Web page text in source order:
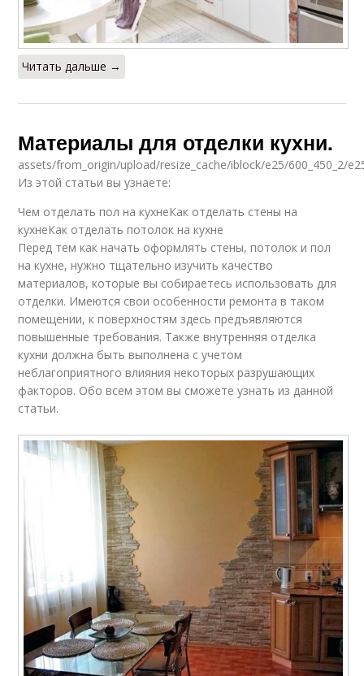
Читать дальше →
Материалы для отделки кухни.
assets/from_origin/upload/resize_cache/iblock/e25/600_450_2/
Из этой статьи вы узнаете:
Чем отделать пол на кухнеКак отделать стены на
кухнеКак отделать потолок на кухне
Перед тем как начать оформлять стены, потолок и пол
на кухне, нужно тщательно изучить качество
материалов, которые вы собираетесь использовать для
отделки. Имеются свои особенности ремонта в таком
помещении, к поверхностям здесь предъявляются
повышенные требования. Также внутренняя отделка
кухни должна быть выполнена с учетом
неблагоприятного влияния некоторых разрушающих
факторов. Обо всем этом вы сможете узнать из данной
статьи.